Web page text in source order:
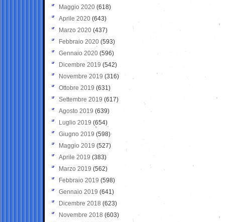
Maggio 2020 (618)
Aprile 2020 (643)
Marzo 2020 (437)
Febbraio 2020 (593)
Gennaio 2020 (596)
Dicembre 2019 (542)
Novembre 2019 (316)
Ottobre 2019 (631)
Settembre 2019 (617)
Agosto 2019 (639)
Luglio 2019 (654)
Giugno 2019 (598)
Maggio 2019 (527)
Aprile 2019 (383)
Marzo 2019 (562)
Febbraio 2019 (598)
Gennaio 2019 (641)
Dicembre 2018 (623)
Novembre 2018 (603)